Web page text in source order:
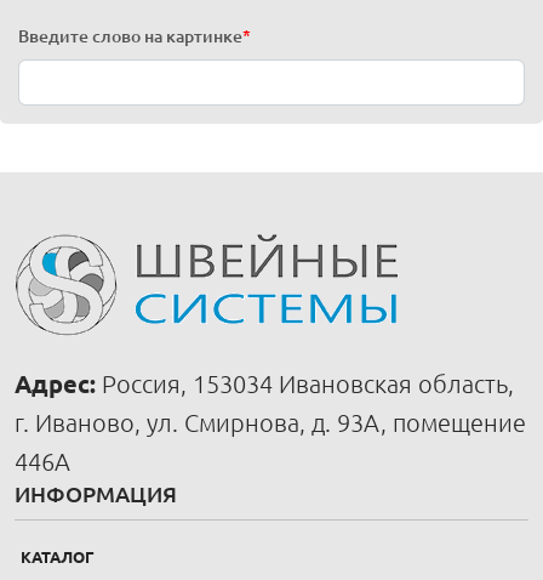
Введите слово на картинке*
Адрес: Россия, 153034 Ивановская область,
г. Иваново, ул. Смирнова, д. 93А, помещение
446А
ИНФОРМАЦИЯ
КАТАЛОГ